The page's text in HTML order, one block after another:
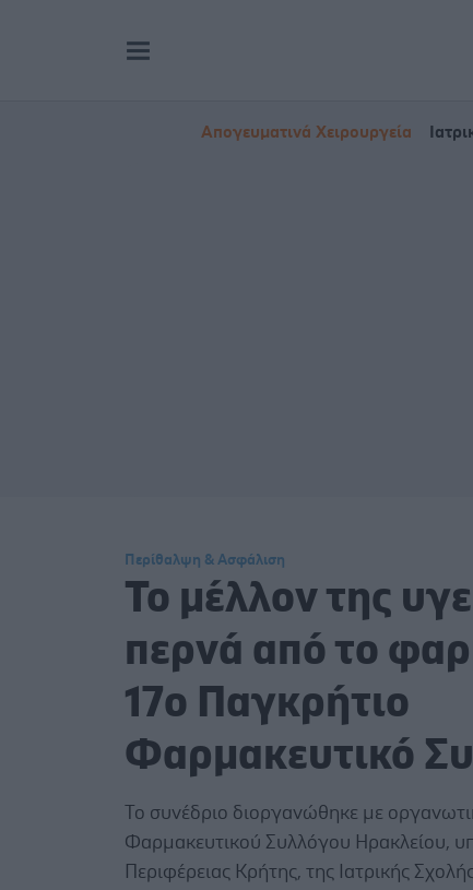
Απογευματινά Χειρουργεία
Περίθαλψη & Ασφάλιση
Το μέλλον της
περνά από το
17ο Παγκρήτιο
Φαρμακευτικό
Το συνέδριο διοργανώθηκε με
Φαρμακευτικού Συλλόγου Ηρακλείου,
Περιφέρειας Κρήτης, της Ιατρικής